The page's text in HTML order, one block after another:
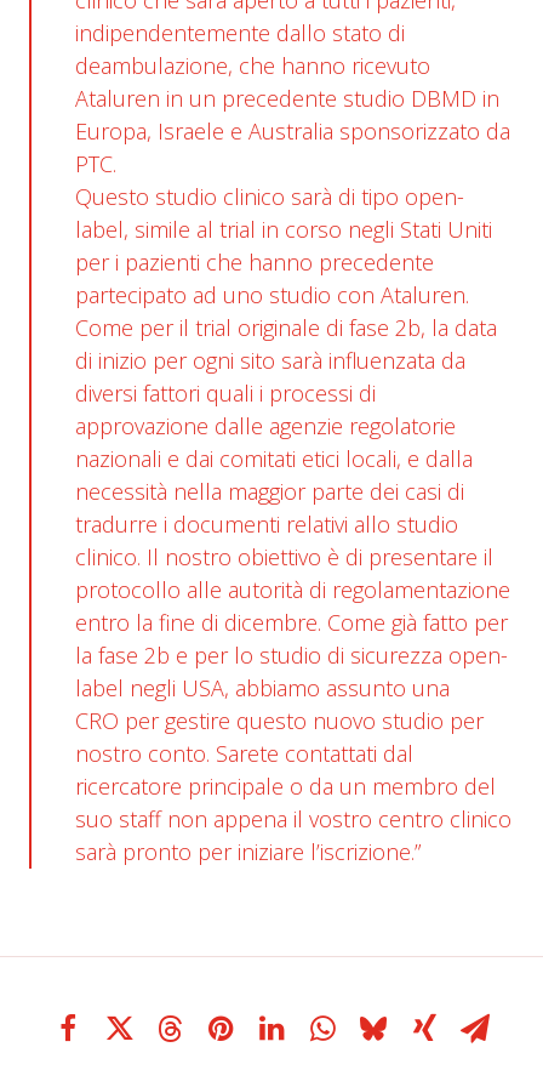
indipendentemente dallo stato di
deambulazione, che hanno ricevuto
Ataluren in un precedente studio DBMD in
Europa, Israele e Australia sponsorizzato da
PTC.
Questo studio clinico sarà di tipo open-
label, simile al trial in corso negli Stati Uniti
per i pazienti che hanno precedente
partecipato ad uno studio con Ataluren.
Come per il trial originale di fase 2b, la data
di inizio per ogni sito sarà influenzata da
diversi fattori quali i processi di
approvazione dalle agenzie regolatorie
nazionali e dai comitati etici locali, e dalla
necessità nella maggior parte dei casi di
tradurre i documenti relativi allo studio
clinico. Il nostro obiettivo è di presentare il
protocollo alle autorità di regolamentazione
entro la fine di dicembre. Come già fatto per
la fase 2b e per lo studio di sicurezza open-
label negli USA, abbiamo assunto una
CRO per gestire questo nuovo studio per
nostro conto. Sarete contattati dal
ricercatore principale o da un membro del
suo staff non appena il vostro centro clinico
sarà pronto per iniziare l’iscrizione.”